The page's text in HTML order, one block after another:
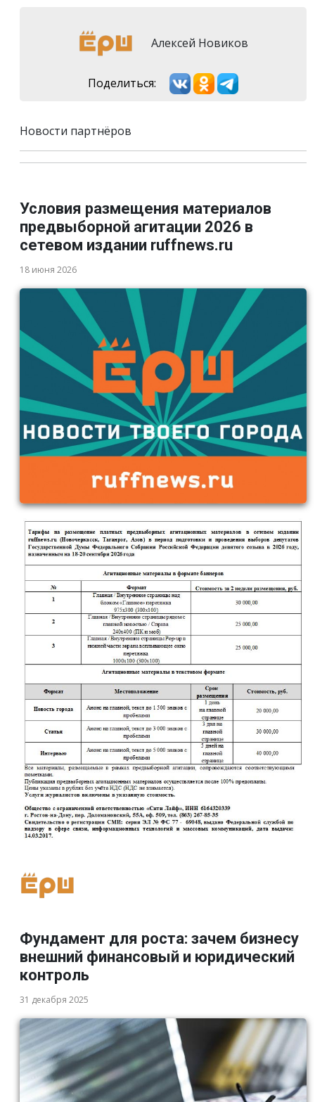
Алексей Новиков
Поделиться:
Новости партнёров
Условия размещения материалов
предвыборной агитации 2026 в
сетевом издании ruffnews.ru
18 июня 2026
Фундамент для роста: зачем бизнесу
внешний финансовый и юридический
контроль
31 декабря 2025